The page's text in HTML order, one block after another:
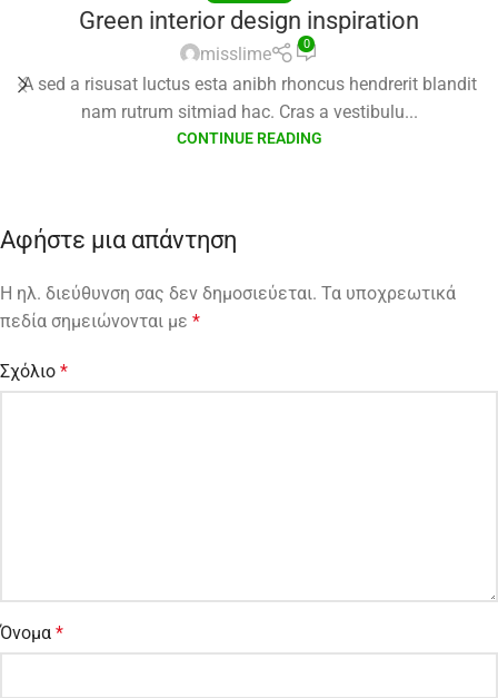
Green interior design inspiration
misslime 0
A sed a risusat luctus esta anibh rhoncus hendrerit blandit
nam rutrum sitmiad hac. Cras a vestibulu...
CONTINUE READING
Αφήστε μια απάντηση
Η ηλ. διεύθυνση σας δεν δημοσιεύεται. Τα υποχρεωτικά
πεδία σημειώνονται με *
Σχόλιο *
Όνομα *